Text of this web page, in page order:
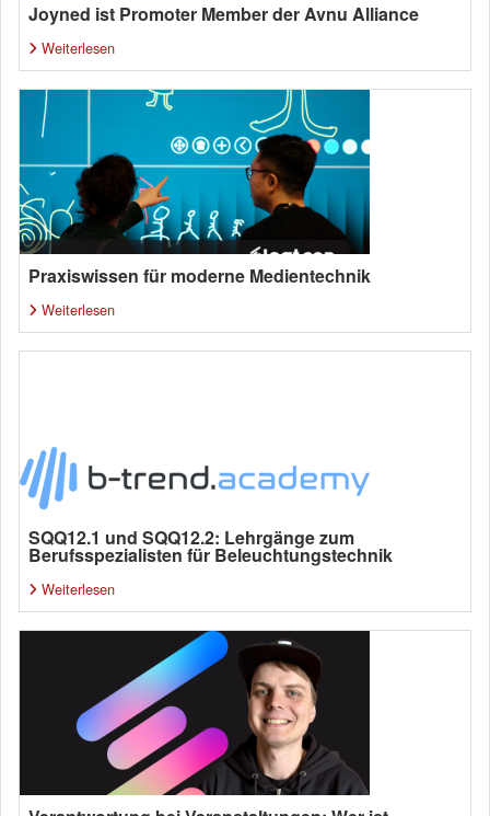
Joyned ist Promoter Member der Avnu Alliance
Weiterlesen
Praxiswissen für moderne Medientechnik
Weiterlesen
SQQ12.1 und SQQ12.2: Lehrgänge zum
Berufsspezialisten für Beleuchtungstechnik
Weiterlesen